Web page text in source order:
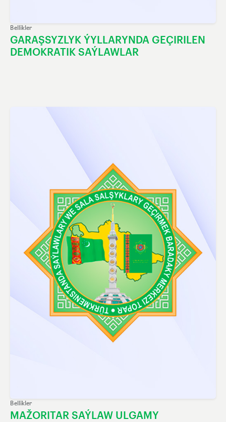
Bellikler
GARAŞSYZLYK ÝYLLARYNDA GEÇIRILEN
DEMOKRATIK SAÝLAWLAR
Bellikler
MAŽORITAR SAÝLAW ULGAMY